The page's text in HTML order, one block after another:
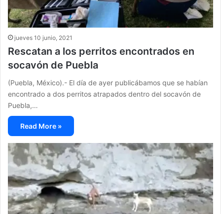
jueves 10 junio, 2021
Rescatan a los perritos encontrados en
socavón de Puebla
(Puebla, México).- El día de ayer publicábamos que se habían
encontrado a dos perritos atrapados dentro del socavón de
Puebla,…
Read More »